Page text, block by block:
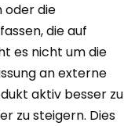
oder die
die auf
es nicht um die
an externe
aktiv besser zu
zu steigern. Dies